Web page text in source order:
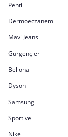
Penti
Dermoeczanem
Mavi Jeans
Gürgençler
Bellona
Dyson
Samsung
Sportive
Nike